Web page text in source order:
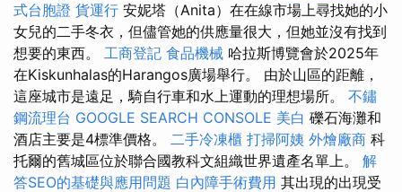
式台胞證 貨運行 安妮塔（Anita）在在線市場上尋找她的小
女兒的二手冬衣，但儘管她的供應量很大，但她並沒有找到
想要的東西。 工商登記 食品機械 哈拉斯博覽會於2025年
在Kiskunhalas的Harangos廣場舉行。 由於山區的距離，
這座城市是遠足，騎自行車和水上運動的理想場所。 不鏽
鋼流理台 GOOGLE SEARCH CONSOLE 美白 礫石海灘和
酒店主要是4標準價格。 二手冷凍櫃 打掃阿姨 外燴廠商 科
托爾的舊城區位於聯合國教科文組織世界遺產名單上。 解
答SEO的基礎與應用問題 白內障手術費用 其出現的出現受